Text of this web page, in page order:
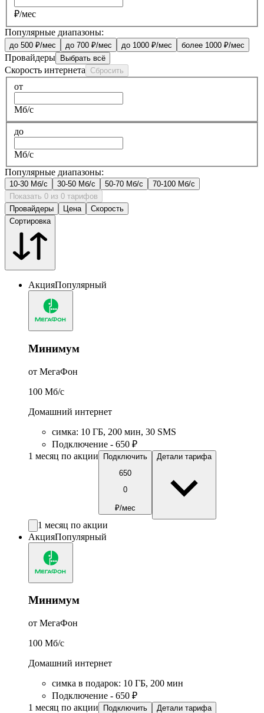
₽/мес
Популярные диапазоны:
до 500 ₽/мес до 700 ₽/мес до 1000 ₽/мес более 1000 ₽/мес
Провайдеры Выбрать всё
Скорость интернета Сбросить
от
Мб/с
до
Мб/с
Популярные диапазоны:
10-30 Мб/с 30-50 Мб/с 50-70 Мб/с
70-100 Мб/с
Показать 0 из 0 тарифов
Провайдеры
Цена
Скорость
Сортировка
АкцияПопулярный
Минимум
от МегаФон
100 Мб/c
Домашний интернет
симка: 10 ГБ, 200 мин, 30 SMS
Подключение - 650 ₽
1 месяц по акции
Подключить
650
0
₽/мес
Детали тарифа
1 месяц по акции
АкцияПопулярный
Минимум
от МегаФон
100 Мб/c
Домашний интернет
симка в подарок: 10 ГБ, 200 мин
Подключение - 650 ₽
1 месяц по акции
Подключить
Детали тарифа